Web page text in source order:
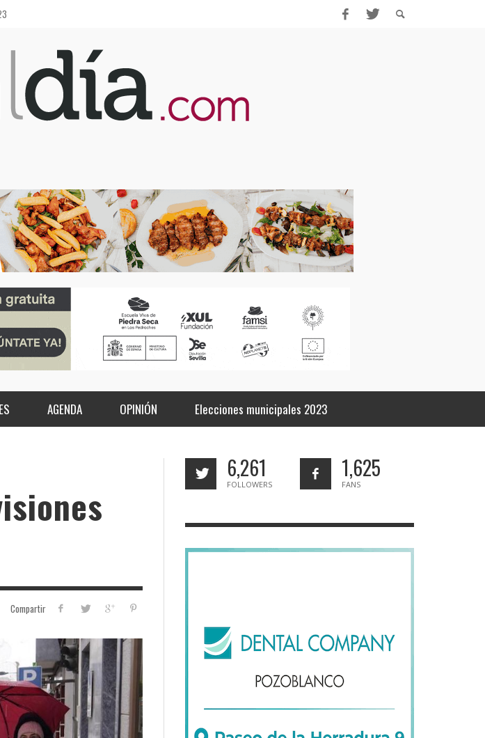
AGENDA OPINIÓN Elecciones municipales 2023
Compartir
6,261
FOLLOWERS
1,625
FANS